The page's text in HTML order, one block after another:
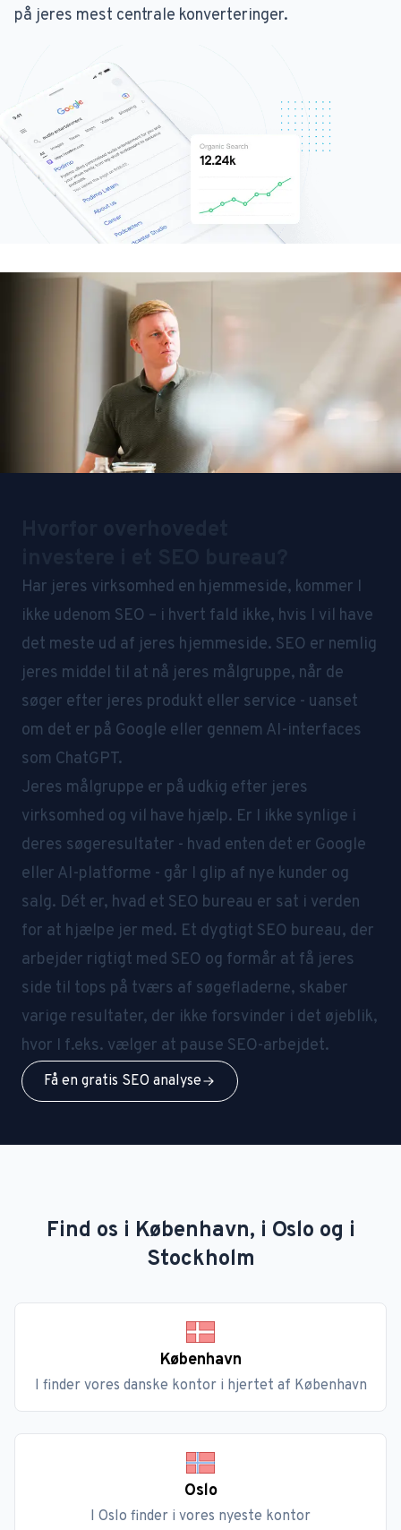
på jeres mest centrale konverteringer.
Har jeres virksomhed en hjemmeside, kommer I
ikke udenom SEO – i hvert fald ikke, hvis I vil have
det meste ud af jeres hjemmeside. SEO er nemlig
jeres middel til at nå jeres målgruppe, når de
søger efter jeres produkt eller service - uanset
om det er på Google eller gennem AI-interfaces
som ChatGPT.
Jeres målgruppe er på udkig efter jeres
virksomhed og vil have hjælp. Er I ikke synlige i
deres søgeresultater - hvad enten det er Google
eller AI-platforme - går I glip af nye kunder og
salg. Dét er, hvad et SEO bureau er sat i verden
for at hjælpe jer med. Et dygtigt SEO bureau, der
arbejder rigtigt med SEO og formår at få jeres
side til tops på tværs af søgefladerne, skaber
varige resultater, der ikke forsvinder i det øjeblik,
hvor I f.eks. vælger at pause SEO-arbejdet.
Få en gratis SEO analyse
Find os i København, i Oslo og i
Stockholm
København
I finder vores danske kontor i hjertet af København
Oslo
I Oslo finder i vores nyeste kontor